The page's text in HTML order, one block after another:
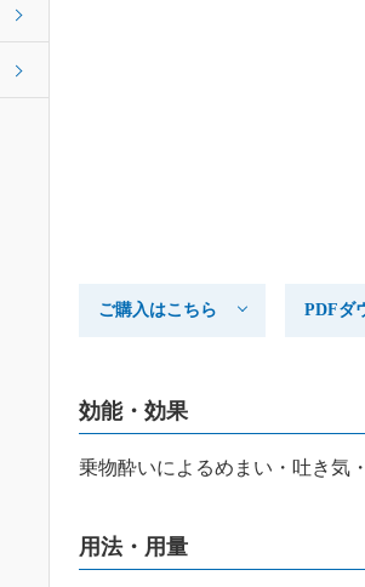
ご購入はこちら PDFダ
効能・効果
乗物酔いによるめまい・吐き気
用法・用量